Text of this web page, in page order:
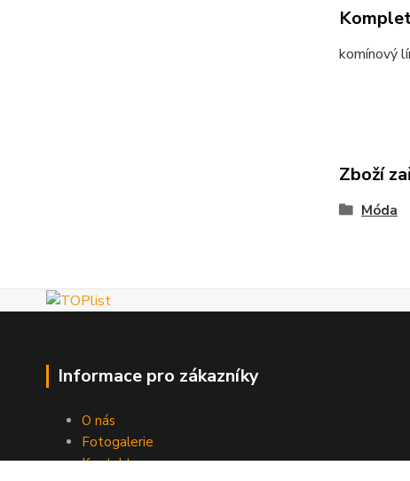
komínový
Zboží
Móda
Informace pro zákazníky
O nás
Fotogalerie
Kontakty